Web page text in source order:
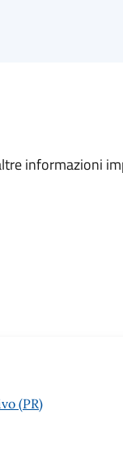
informazioni
(PR)